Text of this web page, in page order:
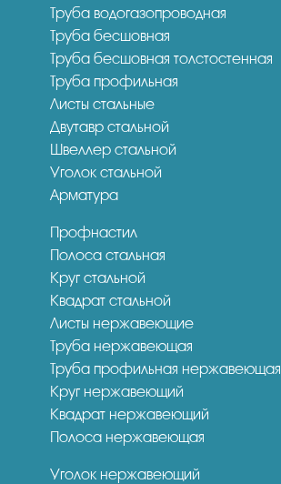
Труба водогазопроводная
Труба бесшовная
Труба бесшовная толстостенная
Труба профильная
Листы стальные
Двутавр стальной
Швеллер стальной
Уголок стальной
Арматура
Профнастил
Полоса стальная
Круг стальной
Квадрат стальной
Листы нержавеющие
Труба нержавеющая
Труба профильная нержавеющая
Круг нержавеющий
Квадрат нержавеющий
Полоса нержавеющая
Уголок нержавеющий